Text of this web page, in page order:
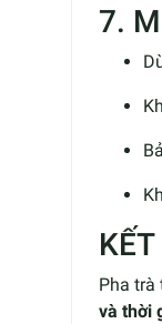
7.
Pha trà
và thời